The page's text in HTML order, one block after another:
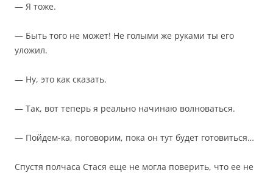
— Я тоже.
— Быть того не может! Не голыми же руками ты его
уложил.
— Ну, это как сказать.
— Так, вот теперь я реально начинаю волноваться.
— Пойдем-ка, поговорим, пока он тут будет готовиться…
Спустя полчаса Стася еще не могла поверить, что ее не